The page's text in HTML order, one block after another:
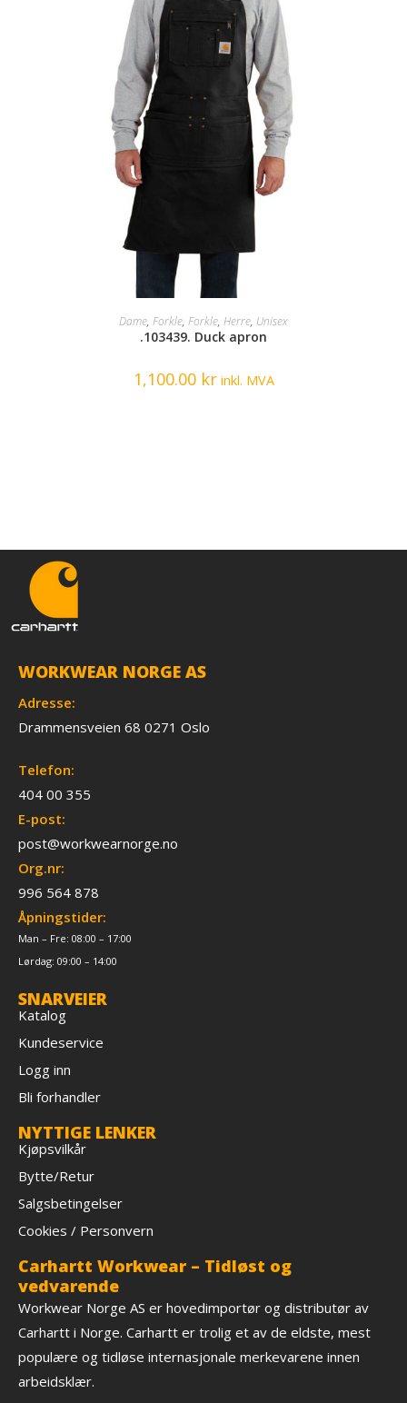
SELECT OPTIONS
Dame, Forkle, Forkle, Herre, Unisex
.103439. Duck apron
1,100.00 krinkl. MVA
WORKWEAR NORGE AS
Adresse:
Drammensveien 68 0271 Oslo
Telefon:
404 00 355
E-post:
post@workwearnorge.no
Org.nr:
996 564 878
Åpningstider:
Man – Fre: 08:00 – 17:00
Lørdag: 09:00 – 14:00
SNARVEIER
Katalog
Kundeservice
Logg inn
Bli forhandler
NYTTIGE LENKER
Kjøpsvilkår
Bytte/Retur
Salgsbetingelser
Cookies / Personvern
Carhartt Workwear – Tidløst og
vedvarende
Workwear Norge AS er hovedimportør og distributør av
Carhartt i Norge. Carhartt er trolig et av de eldste, mest
populære og tidløse internasjonale merkevarene innen
arbeidsklær.